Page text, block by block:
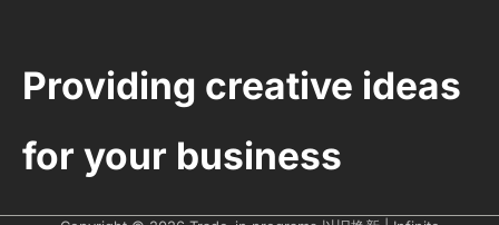
Providing creative ideas
for your business